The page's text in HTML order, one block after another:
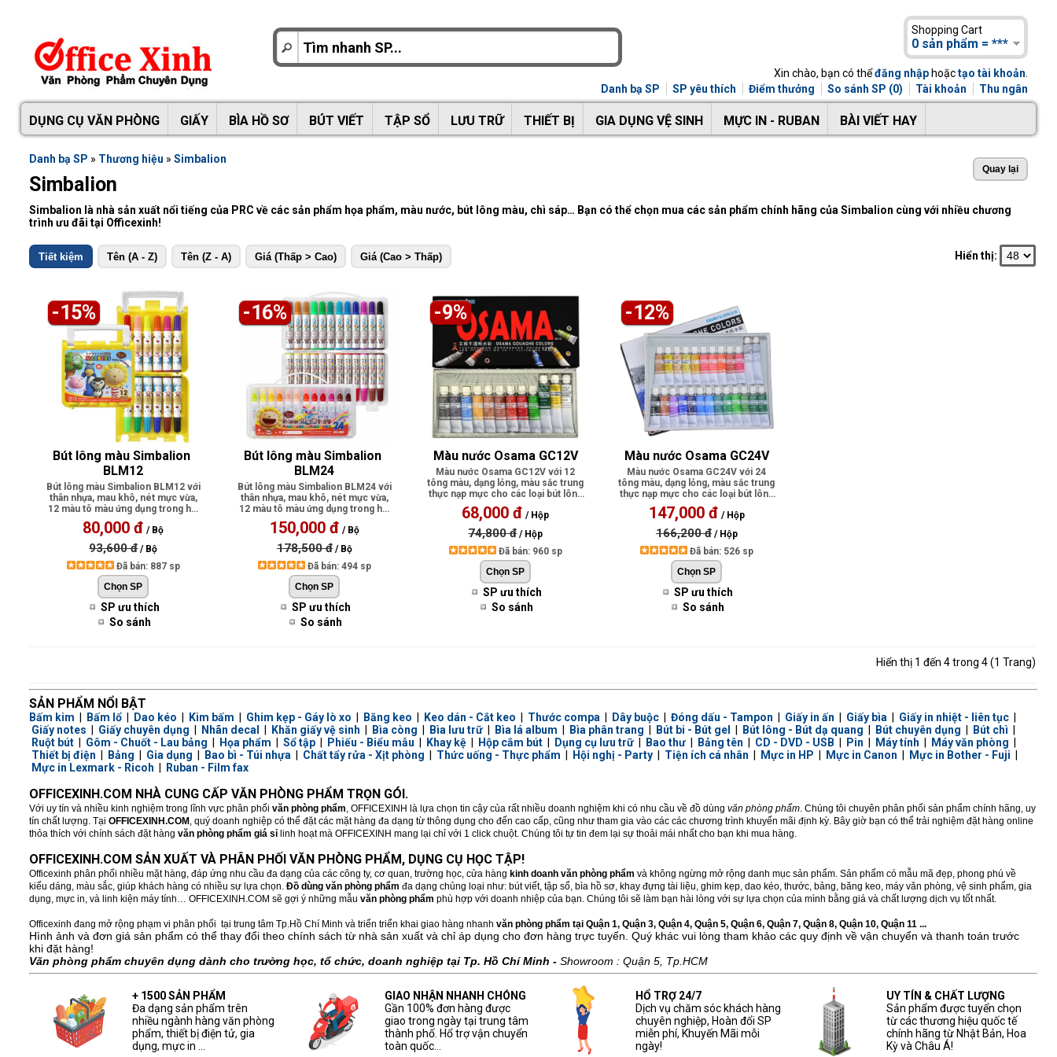
Shopping Cart
0 sản phẩm = ***
Xin chào, bạn có thểđăng nhập hoặctạo tài khoản
Danh bạ SP
SP yêu thích Điểm thưởng So sánh SP (0) Tài khoản Thu ngân
DỤNG CỤ VĂN PHÒNG GIẤY BÌA HỒ SƠ BÚT VIẾT TẬP SỔ LƯU TRỮ THIẾT BỊ GIA DỤNG VỆ SINH MỰC IN - RUBAN BÀI VIẾT HAY
Danh bạ SP » Thương hiệu » Simbalion
Simbalion
Simbalion là nhà sản xuất nổi tiếng của PRC về các sản phẩm họa phẩm, màu nước, bút lông màu, chì sáp… Bạn có thể chọn mua các sản phẩm chính hãng của Simbalion cùng với nhiều chương
trình ưu đãi tại Officexinh!
Hiển thị:
Tiết kiệm Tên (A - Z) Tên (Z - A) Giá (Thấp > Cao) Giá (Cao > Thấp)
-15%
Bút lông màu Simbalion
BLM12
Bút lông màu Simbalion BLM12 với
thân nhựa, mau khô, nét mực vừa,
12 màu tô màu ứng dụng trong hội
h..
80,000 đ / Bộ
93,600 đ/ Bộ
Đã bán: 887 sp
SP ưu thích
So sánh
-16%
Bút lông màu Simbalion
BLM24
Bút lông màu Simbalion BLM24 với
thân nhựa, mau khô, nét mực vừa,
12 màu tô màu ứng dụng trong hội
h..
150,000 đ / Bộ
178,500 đ/ Bộ
Đã bán: 494 sp
SP ưu thích
So sánh
-9%
Màu nước Osama GC12V
Màu nước Osama GC12V với 12
tông màu, dạng lỏng, màu sắc trung
thực nạp mực cho các loại bút lông
bả..
68,000 đ / Hộp
74,800 đ/ Hộp
Đã bán: 960 sp
SP ưu thích
So sánh
-12%
Màu nước Osama GC24V
Màu nước Osama GC24V với 24
tông màu, dạng lỏng, màu sắc trung
thực nạp mực cho các loại bút lông
bả..
147,000 đ / Hộp
166,200 đ/ Hộp
Đã bán: 526 sp
SP ưu thích
So sánh
Hiển thị 1 đến 4 trong 4 (1 Trang)
SẢN PHẨM NỔI BẬT
Bấm kim Bấm lổ| Dao kéo Kim bấm Ghim kẹp - Gáy lò xo Băng keo Keo dán - Cắt keo Thước compa Dây buộc| Đóng dấu - Tampon Giấy in ấn Giấy bìa Giấy in nhiệt - liên tục|
Giấy notes
Giấy chuyên dụng Nhãn decal Khăn giấy vệ sinh Bìa còng Bìa lưu trữ| Bìa lá album Bìa phân trang Bút bi - Bút gel Bút lông - Bút dạ quang Bút chuyên dụng Bút chì
Ruột bút| Gôm - Chuốt - Lau bảng Họa phẩm Sổ tập| Phiếu - Biểu mẫu Khay kệ| Hộp cắm bút| Dụng cụ lưu trữ| Bao thư| Bảng tên CD - DVD - USB Pin Máy tính Máy văn phòng
Thiết bị điện
Bảng Gia dụng Bao bì - Túi nhựa Chất tẩy rửa - Xịt phòng Thức uống - Thực phẩm Hội nghị - Party| Tiện ích cá nhân Mực in HP Mực in Canon Mực in Bother - Fuji
Mực in Lexmark - Ricoh
Ruban - Film fax
OFFICEXINH.COM NHÀ CUNG CẤP VĂN PHÒNG PHẨM TRỌN GÓI.
Với uy tín và nhiều kinh nghiệm trong lĩnh vực phân phối văn phòng phẩm, OFFICEXINH là lựa chọn tin cậy của rất nhiều doanh nghiệm khi có nhu cầu về đồ dùng văn phòng phẩm. Chúng tôi chuyên phân phối sản phẩm chính hãng, uy
tín chất lượng. Tại OFFICEXINH.COM , quý doanh nghiệp có thể đặt các mặt hàng đa dạng từ thông dụng cho đến cao cấp, cũng như tham gia vào các các chương trình khuyến mãi định kỳ. Bây giờ bạn có thể trải nghiệm đặt hàng online
thỏa thích với chính sách đặt hàng văn phòng phẩm giá sỉlinh hoạt mà OFFICEXINH mang lại chỉ với 1 click chuột. Chúng tôi tự tin đem lại sự thoải mái nhất cho bạn khi mua hàng.
OFFICEXINH.COM SẢN XUẤT VÀ PHÂN PHỐI VĂN PHÒNG PHẨM, DỤNG CỤ HỌC TẬP!
Officexinh phân phối nhiều mặt hàng, đáp ứng nhu cầu đa dạng của các công ty, cơ quan, trường học, cửa hàng kinh doanh văn phòng phẩm và không ngừng mở rộng danh mục sản phẩm. Sản phẩm có mẫu mã đẹp, phong phú về
kiểu dáng, màu sắc, giúp khách hàng có nhiều sự lựa chọn. Đồ dùng văn phòng phẩm đa dạng chủng loại như: bút viết, tập sổ, bìa hồ sơ, khay đựng tài liệu, ghim kẹp, dao kéo, thước, bảng, băng keo, máy văn phòng, vệ sinh phẩm, gia
dụng, mực in, và linh kiện máy tính… OFFICEXINH.COM sẽ gợi ý những mẫu văn phòng phẩm phù hợp với doanh nhiệp của bạn. Chúng tôi sẽ làm bạn hài lòng với sự lựa chọn của mình bằng giá và chất lượng dịch vụ tốt nhất.
Officexinh đang mở rộng phạm vi phân phối tại trung tâm Tp.Hồ Chí Minh và triển triển khai giao hàng nhanh văn phòng phẩm tại Quận 1, Quận 3, Quận 4, Quận 5, Quận 6, Quận 7, Quận 8, Quận 10, Quận 11 ...
Hình ảnh và đơn giá sản phẩm có thể thay đổi theo chính sách từ nhà sản xuất và chỉ áp dụng cho đơn hàng trực tuyến. Quý khác vui lòng tham khảo các quy định về vận chuyển và thanh toán trước
khi đặt hàng!
Văn phòng phẩm chuyên dụng dành cho trường học, tổ chức, doanh nghiệp tại Tp. Hồ Chí Minh - Showroom : Quận 5, Tp.HCM
+ 1500 SẢN PHẨM
Đa dạng sản phẩm trên
nhiều ngành hàng văn phòng
phẩm, thiết bị điện tử, gia
dụng, mực in ...
GIAO NHẬN NHANH CHÓNG
Gần 100% đơn hàng được
giao trong ngày tại trung tâm
thành phố. Hổ trợ vận chuyển
toàn quốc...
HỔ TRỢ 24/7
Dịch vụ chăm sóc khách hàng
chuyên nghiệp, Hoàn đổi SP
miễn phí, Khuyến Mãi mỗi
ngày!
UY TÍN & CHẤT LƯỢNG
Sản phẩm được tuyển chọn
từ các thương hiệu quốc tế
chính hãng từ Nhật Bản, Hoa
Kỳ và Châu Á!